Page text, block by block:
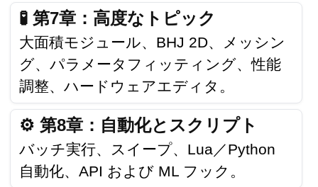
🧪 第7章：高度なトピック
大面積モジュール、BHJ 2D、メッシン
グ、パラメータフィッティング、性能
調整、ハードウェアエディタ。
⚙️ 第8章：自動化とスクリプト
バッチ実行、スイープ、Lua／Python
自動化、API および ML フック。